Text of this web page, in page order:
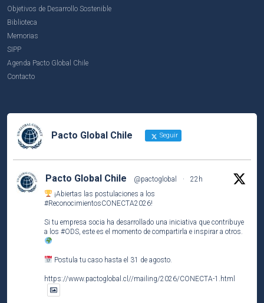
Objetivos de Desarrollo Sostenible
Biblioteca
Memorias
SIPP
Agenda Pacto Global Chile
Contacto
Pacto Global Chile Seguir
Pacto Global Chile @pactoglobal ·
22h
¡Abiertas las postulaciones a los
#ReconocimientosCONECTA2026!
Si tu empresa socia ha desarrollado una iniciativa que contribuye
a los #ODS , este es el momento de compartirla e inspirar a otros.
Postula tu caso hasta el 31 de agosto.
https://www.pactoglobal.cl//mailing/2026/CONECTA-1.html